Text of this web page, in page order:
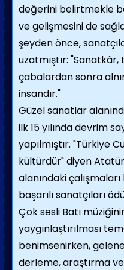
değerini belirtmekle
ve gelişmesini de
şeyden önce,
uzatmıştır:
çabalardan sonra
insandır."
Güzel sanatlar
ilk 15 yılında devrim
yapılmıştır. "Türkiye
kültürdür" diyen
alanındaki
başarılı sanatçıları
Çok sesli Batı
yaygınlaştırılması
benimsenirken,
derleme, araştırma